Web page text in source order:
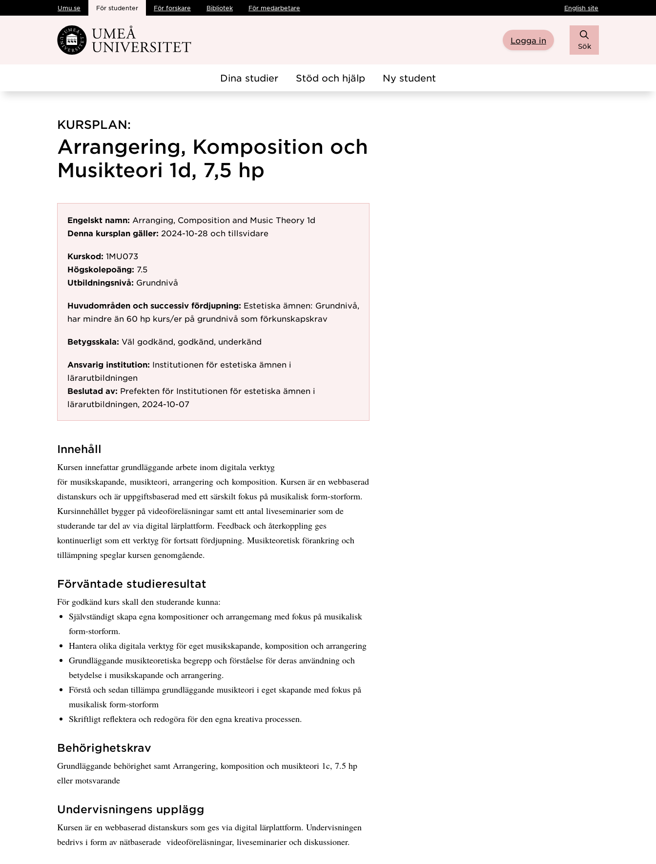
Hoppa direkt till innehållet
Umu.se För studenter För forskare Bibliotek För medarbetare English site
Logga in
Sök
Dina studier Stöd och hjälp Ny student
KURSPLAN:
Arrangering, Komposition och
Musikteori 1d, 7,5 hp
Engelskt namn: Arranging, Composition and Music Theory 1d
Denna kursplan gäller: 2024-10-28 och tillsvidare
Kurskod: 1MU073
Högskolepoäng: 7.5
Utbildningsnivå: Grundnivå
Huvudområden och successiv fördjupning: Estetiska ämnen: Grundnivå,
har mindre än 60 hp kurs/er på grundnivå som förkunskapskrav
Betygsskala: Väl godkänd, godkänd, underkänd
Ansvarig institution: Institutionen för estetiska ämnen i
lärarutbildningen
Beslutad av: Prefekten för Institutionen för estetiska ämnen i
lärarutbildningen, 2024-10-07
Innehåll
Kursen innefattar grundläggande arbete inom digitala verktyg
för musikskapande, musikteori, arrangering och komposition. Kursen är en webbaserad
distanskurs och är uppgiftsbaserad med ett särskilt fokus på musikalisk form-storform.
Kursinnehållet bygger på videoföreläsningar samt ett antal liveseminarier som de
studerande tar del av via digital lärplattform. Feedback och återkoppling ges
kontinuerligt som ett verktyg för fortsatt fördjupning. Musikteoretisk förankring och
tillämpning speglar kursen genomgående.
Förväntade studieresultat
För godkänd kurs skall den studerande kunna:
Självständigt skapa egna kompositioner och arrangemang med fokus på musikalisk
form-storform.
Hantera olika digitala verktyg för eget musikskapande, komposition och arrangering
Grundläggande musikteoretiska begrepp och förståelse för deras användning och
betydelse i musikskapande och arrangering.
Förstå och sedan tillämpa grundläggande musikteori i eget skapande med fokus på
musikalisk form-storform
Skriftligt reflektera och redogöra för den egna kreativa processen.
Behörighetskrav
Grundläggande behörighet samt Arrangering, komposition och musikteori 1c, 7.5 hp
eller motsvarande
Undervisningens upplägg
Kursen är en webbaserad distanskurs som ges via digital lärplattform. Undervisningen
bedrivs i form av nätbaserade videoföreläsningar, liveseminarier och diskussioner.